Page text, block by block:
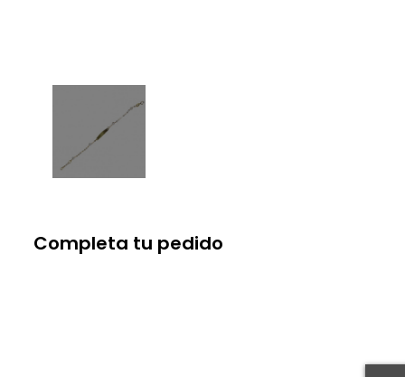
Completa tu pedido